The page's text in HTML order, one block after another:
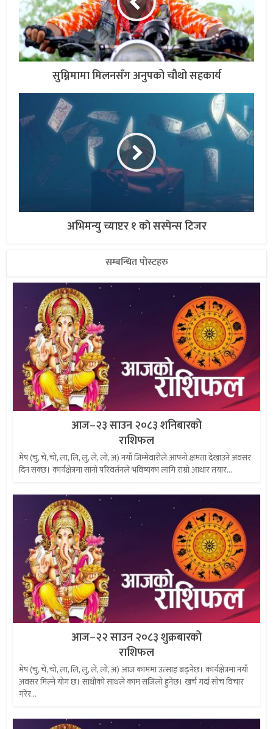
सुम्निमामा मिलनसँग अनुपको चौथो सहकार्य
अभिमन्यु च्याप्टर १ काे सस्पेन्स टिजर
सम्बन्धित पोस्टहरु
आज–२३ साउन २०८३ शनिबारको
राशिफल
मेष (चु, चे, चो, ला, लि, लु, ले, लो, अ) नयाँ जिम्मेवारीले आफ्नो क्षमता देखाउने अवसर
दिन सक्छ। कार्यक्षेत्रमा सानो परिवर्तनले भविष्यका लागि राम्रो आधार तयार...
आज–२२ साउन २०८३ शुक्रबारको
राशिफल
मेष (चु, चे, चो, ला, लि, लु, ले, लो, अ) आज काममा उत्साह बढ्नेछ। कार्यक्षेत्रमा नयाँ
अवसर मिल्ने योग छ। साथीको साथले काम सजिलो हुनेछ। खर्च गर्दा सोच विचार
गरेर...